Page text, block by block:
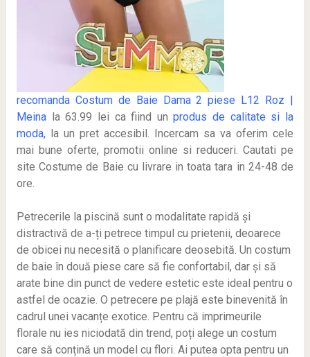
recomanda Costum de Baie Dama 2 piese L12 Roz |
Meina la 63.99 lei ca fiind unprodus de calitate si la
moda,la un pret accesibil. Incercam sa va oferim cele
mai bune oferte, promotii online si reduceri. Cautati pe
site Costume de Baie cu livrare in toata tara in 24-48 de
ore.
Petrecerile la piscină sunt o modalitate rapidă și
distractivă de a-ți petrece timpul cu prietenii, deoarece
de obicei nu necesită o planificare deosebită. Un costum
de baie în două piese care să fie confortabil, dar și să
arate bine din punct de vedere estetic este ideal pentru o
astfel de ocazie. O petrecere pe plajă este binevenită în
cadrul unei vacanțe exotice. Pentru că imprimeurile
florale nu ies niciodată din trend, poți alege un costum
care să conțină un model cu flori. Ai putea opta pentru un